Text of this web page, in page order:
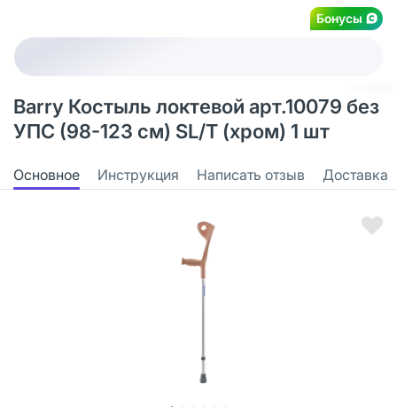
Бонусы
Barry Костыль локтевой арт.10079 без
УПС (98-123 см) SL/T (хром) 1 шт
Основное Инструкция Написать отзыв Доставка